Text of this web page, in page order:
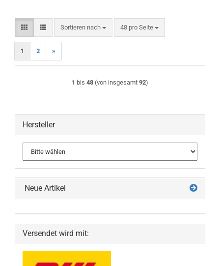
Sortieren nach
Sortieren nach 48 pro Seite
pro Seite
1 2 »
1 bis 48 (von insgesamt 92)
Hersteller
Neue Artikel
Versendet wird mit: